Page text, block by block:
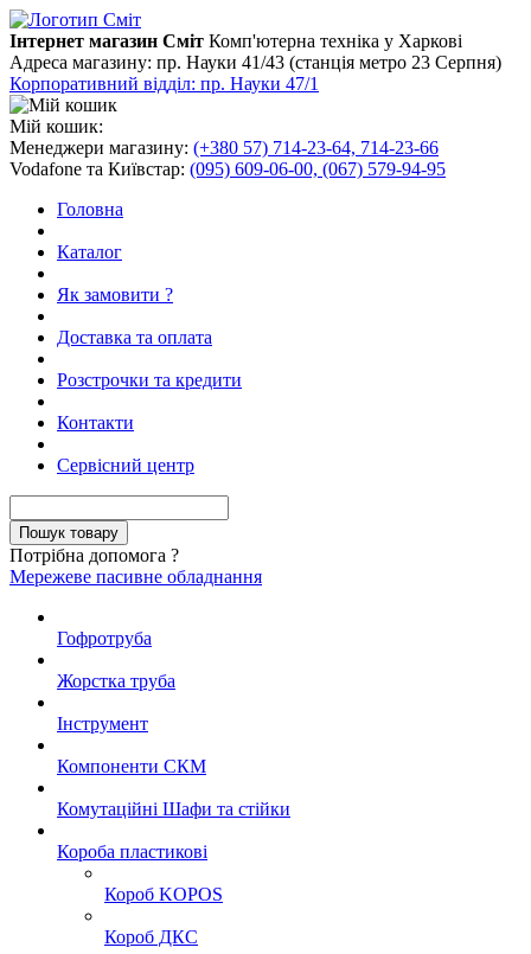
Інтернет магазин Сміт Комп'ютерна техніка у Харкові
Адреса магазину: пр. Науки 41/43 (станція метро 23 Серпня)
Корпоративний відділ: пр. Науки 47/1
Мій кошик:
Менеджери магазину: (+380 57) 714-23-64, 714-23-66
Vodafone та Київстар: (095) 609-06-00, (067) 579-94-95
Головна
Каталог
Як замовити ?
Доставка та оплата
Розстрочки та кредити
Контакти
Сервісний центр
Потрібна допомога ?
Мережеве пасивне обладнання
Гофротруба
Жорстка труба
Інструмент
Компоненти СКМ
Комутаційні Шафи та стійки
Короба пластикові
Короб KOPOS
Короб ДКС